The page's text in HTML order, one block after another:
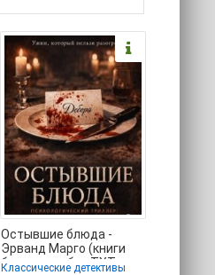
Остывшие блюда -
Эрванд Марго (книги
бесплатно без TXT,
Классические детективы